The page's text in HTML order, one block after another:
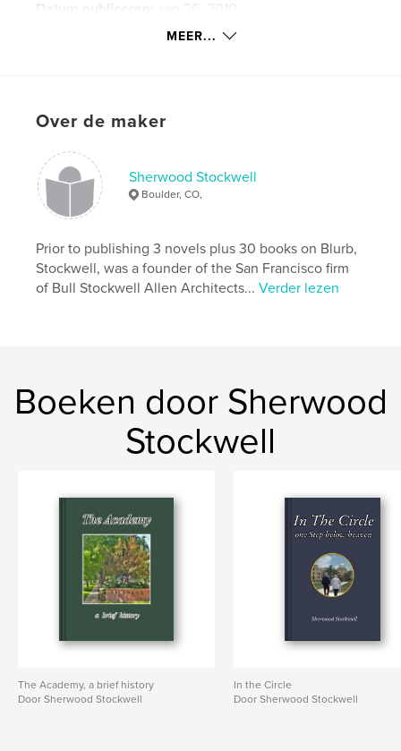
Datum publiceren:
sep 26, 2010
bridges
MEER...
Over de maker
Sherwood Stockwell
Boulder, CO,
Prior to publishing 3 novels plus 30 books on Blurb,
Stockwell, was a founder of the San Francisco firm
of Bull Stockwell Allen Architects...Verder lezen
Boeken door Sherwood
Stockwell
The Academy, a brief history
Door Sherwood Stockwell
In the Circle
Door Sherwood Stockwell